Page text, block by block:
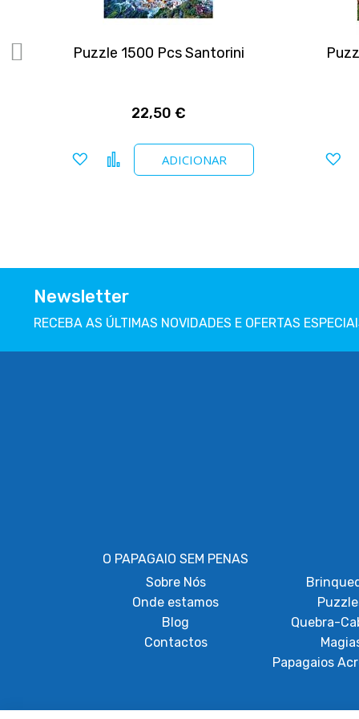
Puzzle 1500 Pcs Santorini
22,50 €
ADICIONAR
Adicionar a favoritos
Comparar
Newsletter
RECEBA AS ÚLTIMAS NOVIDADES E OFERTAS
O PAPAGAIO SEM PENAS
Sobre Nós
Onde estamos
Blog
Contactos
Quebra-
Papagaios